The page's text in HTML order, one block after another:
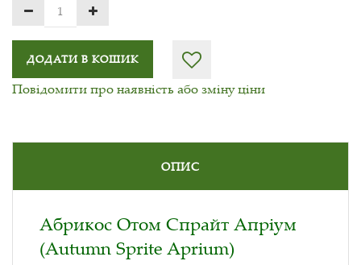
ДОДАТИ В КОШИК
Повідомити про наявність або зміну ціни
ОПИС
Абрикос Отом Спрайт Апріум
(Autumn Sprite Aprium)